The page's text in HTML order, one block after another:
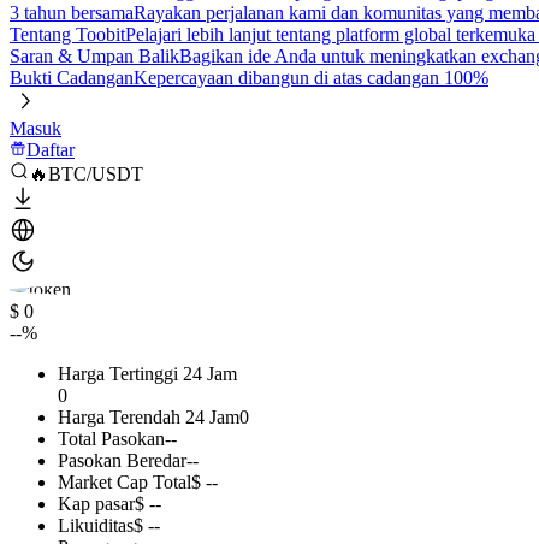
3 tahun bersamaRayakan perjalanan kami dan komunitas yang
Tentang ToobitPelajari lebih lanjut tentang platform global
Saran & Umpan BalikBagikan ide Anda untuk meningkatkan
Bukti CadanganKepercayaan dibangun di atas cadangan 100%
Masuk
Daftar
🔥BTC/USDT
$ 0
--%
Harga Tertinggi 24 Jam
0
Harga Terendah 24 Jam0
Total Pasokan--
Pasokan Beredar--
Market Cap Total$ --
Kap pasar$ --
Likuiditas$ --